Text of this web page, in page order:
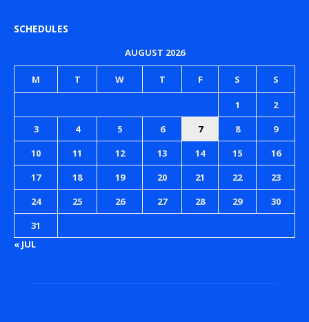
SCHEDULES
AUGUST 2026
M T W T F S S
1
2
3
4 5 6 7 8
9
10
11 12 13 14 15
16
17
18 19 20 21 22
23
24
25 26 27 28 29
30
31
« JUL